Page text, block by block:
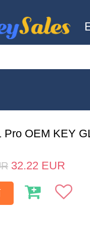
Pro OEM KEY
32.22 EUR